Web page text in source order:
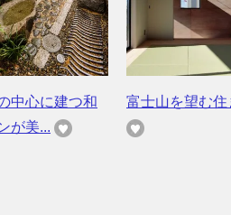
中心に建つ和
が美...
富士山を望む住